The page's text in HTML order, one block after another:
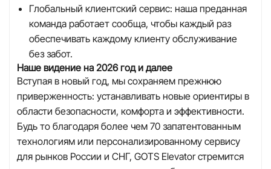
Глобальный клиентский сервис: наша преданная
команда работает сообща, чтобы каждый раз
обеспечивать каждому клиенту обслуживание
без забот.
Наше видение на 2026 год и далее
Вступая в новый год, мы сохраняем прежнюю
приверженность: устанавливать новые ориентиры в
области безопасности, комфорта и эффективности.
Будь то благодаря более чем 70 запатентованным
технологиям или персонализированному сервису
для рынков России и СНГ, GOTS Elevator стремится